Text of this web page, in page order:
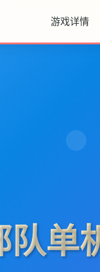
游戏详情
队单